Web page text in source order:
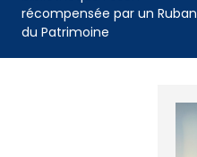
récompensée par un Ruban
du Patrimoine